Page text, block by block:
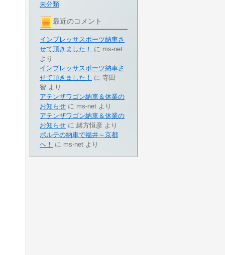
未分類
最近のコメント
インプレッサスポーツ納車さ
せて頂きました！
に ms-net
より
インプレッサスポーツ納車さ
せて頂きました！
に 寺田
智 より
アテンザワゴン納車＆休業の
お知らせ に ms-net より
アテンザワゴン納車＆休業の
お知らせ に 緒方恒彦 より
ポルテの納車で福井～京都
へ！
に ms-net より